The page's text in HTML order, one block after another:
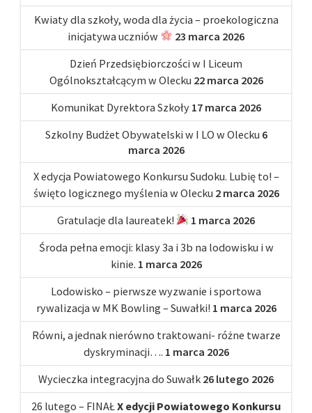
Kwiaty dla szkoły, woda dla życia – proekologiczna
inicjatywa uczniów
23 marca 2026
Dzień Przedsiębiorczości w I Liceum
Ogólnokształcącym w Olecku 22 marca 2026
Komunikat Dyrektora Szkoły 17 marca 2026
Szkolny Budżet Obywatelski w I LO w Olecku 6
marca 2026
X edycja Powiatowego Konkursu Sudoku. Lubię to! –
święto logicznego myślenia w Olecku 2 marca 2026
Gratulacje dla laureatek!
1 marca 2026
Środa pełna emocji: klasy 3a i 3b na lodowisku i w
kinie. 1 marca 2026
Lodowisko – pierwsze wyzwanie i sportowa
rywalizacja w MK Bowling – Suwałki! 1 marca 2026
Równi, a jednak nierówno traktowani- różne twarze
dyskryminacji…. 1 marca 2026
Wycieczka integracyjna do Suwałk 26 lutego 2026
26 lutego – FINAŁ X edycji Powiatowego Konkursu